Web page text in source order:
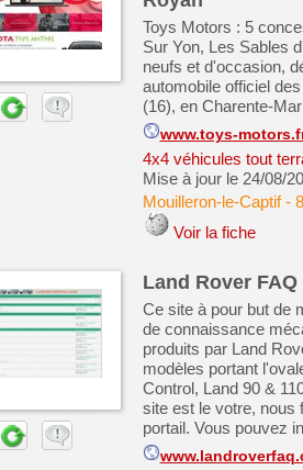
Toys Motors : 5
Sur Yon, Les Sables
neufs et d'occasion,
automobile officiel
(16), en Charente-
www.toys-
4x4 véhicules tout
Mise à jour le 24/08/
Mouilleron-le-Captif-
Voir la fiche
Land Rover FAQ
Ce site à pour but de
de connaissance
produits par Land
modèles portant
Control, Land 90 &
site est le votre, nous
portail. Vous pouvez